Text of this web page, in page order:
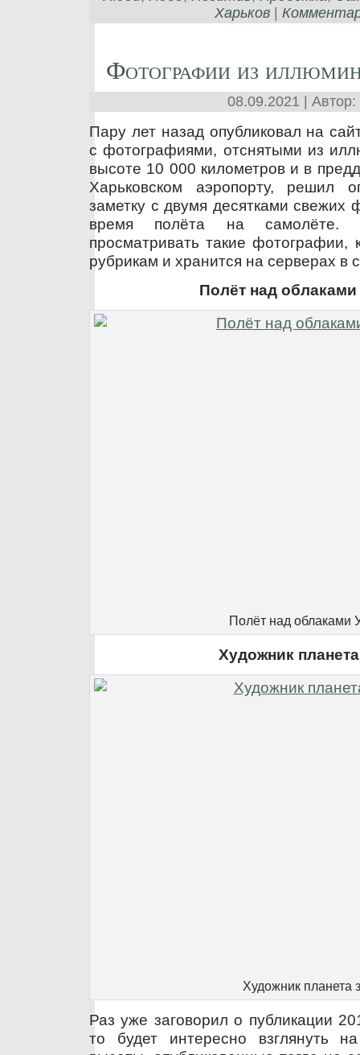
Харьков
Фотографии из
08.09.2021 | Автор:
Пару лет назад опубликовал на
с фотографиями, отснятыми из
высоте 10 000 километров и в
Харьковском аэропорту, решил
заметку с двумя десятками свежих
время полёта на самолёте.
просматривать такие фотографии,
рубрикам и хранится на серверах в
Полёт над
Полёт над облаками
Художник
Художник планета
Раз уже заговорил о публикации
то будет интересно взглянуть